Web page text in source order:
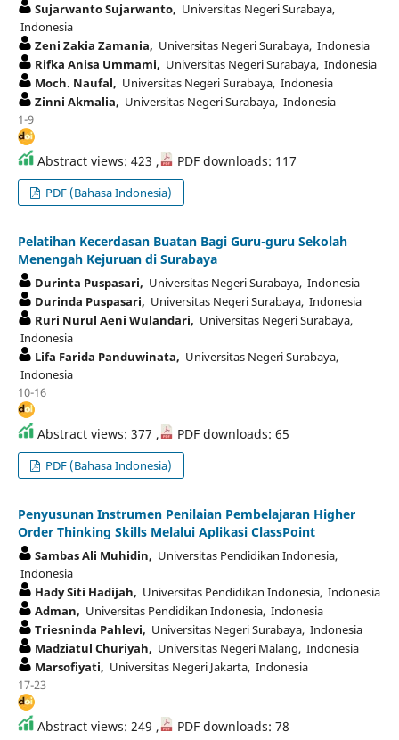
Sujarwanto Sujarwanto, Universitas Negeri Surabaya,
Indonesia
Zeni Zakia Zamania, Universitas Negeri Surabaya, Indonesia
Rifka Anisa Ummami, Universitas Negeri Surabaya, Indonesia
Moch. Naufal, Universitas Negeri Surabaya, Indonesia
Zinni Akmalia, Universitas Negeri Surabaya, Indonesia
1-9
Abstract views: 423 , PDF downloads: 117
PDF (Bahasa Indonesia)
Pelatihan Kecerdasan Buatan Bagi Guru-guru Sekolah
Menengah Kejuruan di Surabaya
Durinta Puspasari, Universitas Negeri Surabaya, Indonesia
Durinda Puspasari, Universitas Negeri Surabaya, Indonesia
Ruri Nurul Aeni Wulandari, Universitas Negeri Surabaya,
Indonesia
Lifa Farida Panduwinata, Universitas Negeri Surabaya,
Indonesia
10-16
Abstract views: 377 , PDF downloads: 65
PDF (Bahasa Indonesia)
Penyusunan Instrumen Penilaian Pembelajaran Higher
Order Thinking Skills Melalui Aplikasi ClassPoint
Sambas Ali Muhidin, Universitas Pendidikan Indonesia,
Indonesia
Hady Siti Hadijah, Universitas Pendidikan Indonesia, Indonesia
Adman, Universitas Pendidikan Indonesia, Indonesia
Triesninda Pahlevi, Universitas Negeri Surabaya, Indonesia
Madziatul Churiyah, Universitas Negeri Malang, Indonesia
Marsofiyati, Universitas Negeri Jakarta, Indonesia
17-23
Abstract views: 249 , PDF downloads: 78